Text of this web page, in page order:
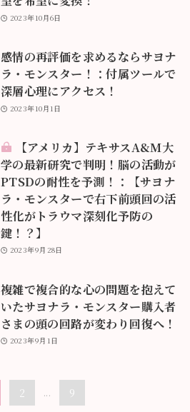
2023年10月6日
感情の再評価を求めるならサヨナ
ラ・モンスター！：付属ツールで
深層心理にアクセス！
2023年10月1日
【アメリカ】テキサスA&M大
学の最新研究で判明！脳の活動が
PTSDの耐性を予測！：【サヨナ
ラ・モンスターで右下前頭回の活
性化がトラウマ深刻化予防の
鍵！？】
2023年9月28日
複雑で複合的な心の問題を抱えて
いたサヨナラ・モンスター購入者
さまの頭の回路が変わり回復へ！
2023年9月1日
2 ... 9